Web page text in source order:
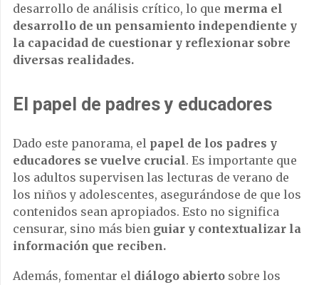
desarrollo de análisis crítico, lo que merma el
desarrollo de un pensamiento independiente y
la capacidad de cuestionar y reflexionar sobre
diversas realidades.
El papel de padres y educadores
Dado este panorama, el papel de los padres y
educadores se vuelve crucial. Es importante que
los adultos supervisen las lecturas de verano de
los niños y adolescentes, asegurándose de que los
contenidos sean apropiados. Esto no significa
censurar, sino más bien guiar y contextualizar la
información que reciben.
Además, fomentar el diálogo abierto sobre los